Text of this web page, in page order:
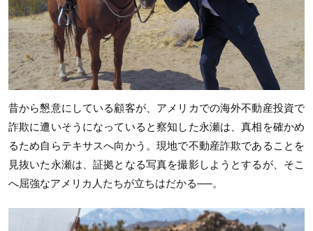
昔から懇意にしている顧客が、アメリカでの海外不動産投資で
詐欺に遭いそうになっていると察知した永瀬は、真相を確かめ
るため自らテキサスへ向かう。現地で不動産詐欺であることを
見抜いた永瀬は、証拠となる写真を撮影しようとするが、そこ
へ屈強なアメリカ人たちが立ちはだかる──。